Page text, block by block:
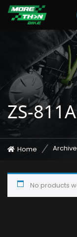
ZS-811A
Home Archive
No products